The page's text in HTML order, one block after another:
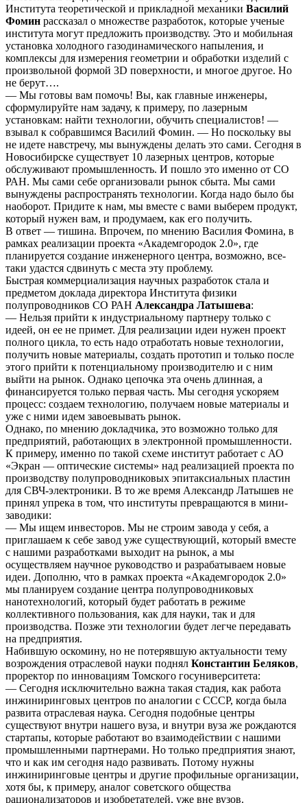
Института теоретической и прикладной механики Василий
Фомин рассказал о множестве разработок, которые ученые
института могут предложить производству. Это и мобильная
установка холодного газодинамического напыления, и
комплексы для измерения геометрии и обработки изделий с
произвольной формой 3D поверхности, и многое другое. Но
не берут….
— Мы готовы вам помочь! Вы, как главные инженеры,
сформулируйте нам задачу, к примеру, по лазерным
установкам: найти технологии, обучить специалистов! —
взывал к собравшимся Василий Фомин. — Но поскольку вы
не идете навстречу, мы вынуждены делать это сами. Сегодня в
Новосибирске существует 10 лазерных центров, которые
обслуживают промышленность. И пошло это именно от СО
РАН. Мы сами себе организовали рынок сбыта. Мы сами
вынуждены распространять технологии. Когда надо было бы
наоборот. Придите к нам, мы вместе с вами выберем продукт,
который нужен вам, и продумаем, как его получить.
В ответ — тишина. Впрочем, по мнению Василия Фомина, в
рамках реализации проекта «Академгородок 2.0», где
планируется создание инженерного центра, возможно, все-
таки удастся сдвинуть с места эту проблему.
Быстрая коммерциализация научных разработок стала и
предметом доклада директора Института физики
полупроводников СО РАН Александра Латышева:
— Нельзя прийти к индустриальному партнеру только с
идеей, он ее не примет. Для реализации идеи нужен проект
полного цикла, то есть надо отработать новые технологии,
получить новые материалы, создать прототип и только после
этого прийти к потенциальному производителю и с ним
выйти на рынок. Однако цепочка эта очень длинная, а
финансируется только первая часть. Мы сегодня ускоряем
процесс: создаем технологию, получаем новые материалы и
уже с ними идем завоевывать рынок.
Однако, по мнению докладчика, это возможно только для
предприятий, работающих в электронной промышленности.
К примеру, именно по такой схеме институт работает с АО
«Экран — оптические системы» над реализацией проекта по
производству полупроводниковых эпитаксиальных пластин
для СВЧ-электроники. В то же время Александр Латышев не
принял упрека в том, что институты превращаются в мини-
заводики:
— Мы ищем инвесторов. Мы не строим завода у себя, а
приглашаем к себе завод уже существующий, который вместе
с нашими разработками выходит на рынок, а мы
осуществляем научное руководство и разрабатываем новые
идеи. Дополню, что в рамках проекта «Академгородок 2.0»
мы планируем создание центра полупроводниковых
нанотехнологий, который будет работать в режиме
коллективного пользования, как для науки, так и для
производства. Позже эти технологии будет легче передавать
на предприятия.
Набившую оскомину, но не потерявшую актуальности тему
возрождения отраслевой науки поднял Константин Беляков,
проректор по инновациям Томского госуниверситета:
— Сегодня исключительно важна такая стадия, как работа
инжиниринговых центров по аналогии с СССР, когда была
развита отраслевая наука. Сегодня подобные центры
существуют внутри нашего вуза, и внутри вуза же рождаются
стартапы, которые работают во взаимодействии с нашими
промышленными партнерами. Но только предприятия знают,
что и как им сегодня надо развивать. Потому нужны
инжиниринговые центры и другие профильные организации,
хотя бы, к примеру, аналог советского общества
рационализаторов и изобретателей, уже вне вузов.